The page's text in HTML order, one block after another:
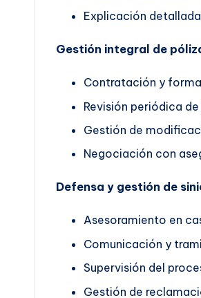
Explicación
Gestión integral de
Contratación y
Revisión periódica
Gestión de
Negociación con
Defensa y gestión de
Asesoramiento en
Comunicación y
Supervisión del
Gestión de